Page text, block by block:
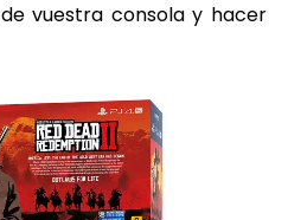
de vuestra consola y hacer